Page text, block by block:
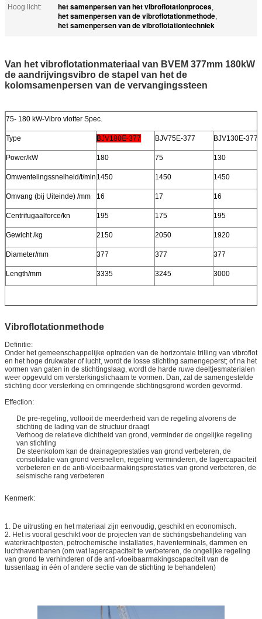
Hoog licht:
het samenpersen van het vibroflotationproces,
het samenpersen van de vibroflotationmethode,
het samenpersen van de vibroflotationtechniek
Van het vibroflotationmateriaal van BVEM 377mm 180kW
de aandrijvingsvibro de stapel van het de
kolomsamenpersen van de vervangingssteen
75- 180 kW-Vibro vlotter Spec.
Type BJV180E-377 BJV75E-377 BJV130E-377
Power/kW 180 75 130
Omwentelingssnelheid/t/min 1450 1450 1450
Omvang (bij Uiteinde) /mm 16 17 16
Centrifugaalforce/kn 195 175 195
Gewicht /kg 2150 2050 1920
Diameter/mm 377 377 377
Length/mm 3335 3245 3000
Vibroflotationmethode
Definitie:
Onder het gemeenschappelijke optreden van de horizontale trilling van vibroflot
en het hoge drukwater of lucht, wordt de losse stichting samengeperst; of na het
vormen van gaten in de stichtingslaag, wordt de harde ruwe deeltjesmaterialen
weer opgevuld om versterkingslichaam te vormen. Dan, zal de samengestelde
stichting door versterking en omringende stichtingsgrond worden gevormd.
Effection:
De pre-regeling, voltooit de meerderheid van de regeling alvorens de
stichting de lading van de structuur draagt
Verhoog de relatieve dichtheid van grond, verminder de ongelijke regeling
van stichting
De steenkolom kan de drainageprestaties van grond verbeteren, de
consolidatie van grond versnellen, regeling verminderen, de lagercapaciteit
verbeteren en de anti-vloeibaarmakingsprestaties van grond verbeteren, de
seismische rang verbeteren
Kenmerk:
1. De uitrusting en het materiaal zijn eenvoudig, geschikt en economisch.
2. Het is vooral geschikt voor de projecten van de stichtingsbehandeling van
waterkrachtposten, petrochemische installaties, haventerminals, dammen en
luchthavenbanen (om wat lagercapaciteit te verbeteren, de ongelijke regeling
van grond te verhinderen of de anti-vloeibaarmakingscapaciteit van de
tussenlaag in één of andere sectie van de stichting te behandelen)